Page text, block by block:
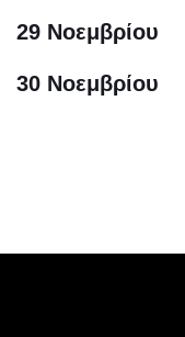
29 Νοεμβρίου
30 Νοεμβρίου